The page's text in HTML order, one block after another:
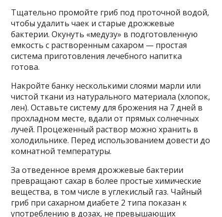
Тщательно промойте гриб под проточной водой,
чтобы удалить чаек и старые дрожжевые
бактерии. Окунуть «медузу» в подготовленную
емкость с растворенным сахаром — простая
система приготовления лечебного напитка
готова.
Накройте банку несколькими слоями марли или
чистой ткани из натурального материала (хлопок,
лен). Оставьте систему для брожения на 7 дней в
прохладном месте, вдали от прямых солнечных
лучей. Процеженный раствор можно хранить в
холодильнике. Перед использованием довести до
комнатной температуры.
За отведенное время дрожжевые бактерии
превращают сахар в более простые химические
вещества, в том числе в углекислый газ. Чайный
гриб при сахарном диабете 2 типа показан к
употреблению в дозах, не превышающих